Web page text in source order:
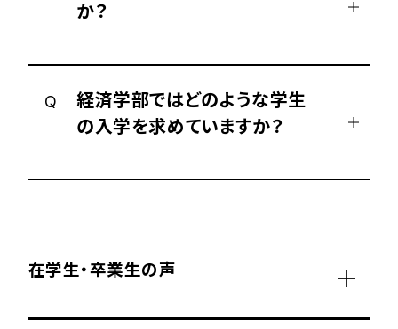
か？
Q
経済学部ではどのような学生
の入学を求めていますか？
在学生・卒業生の声